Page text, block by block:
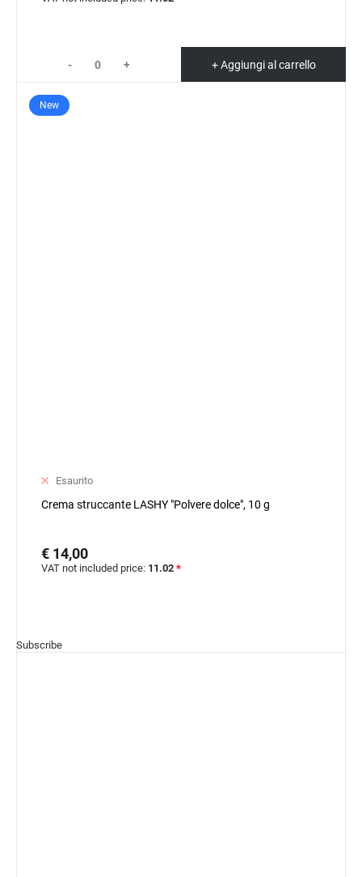
- + + Aggiungi al carrello
New
Esaurito
Crema struccante LASHY "Polvere dolce", 10 g
€ 14,00
VAT not included price: 11.02 *
Subscribe